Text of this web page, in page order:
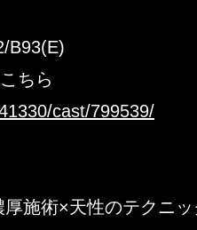
B93(E)
ちら
cast/799539/
厚施術×天性のテクニ